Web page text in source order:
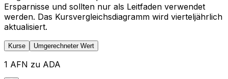
Ersparnisse und sollten nur als Leitfaden verwendet
werden. Das Kursvergleichsdiagramm wird vierteljährlich
aktualisiert.
Kurse Umgerechneter Wert
1 AFN zu ADA